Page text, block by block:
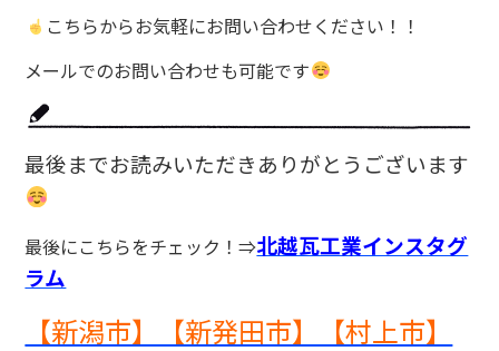
こちらからお気軽にお問い合わせください！！
メールでのお問い合わせも可能です
最後までお読みいただきありがとうございます
最後にこちらをチェック！⇒北越瓦工業インスタグ
ラム
【新潟市】【新発田市】【村上市】